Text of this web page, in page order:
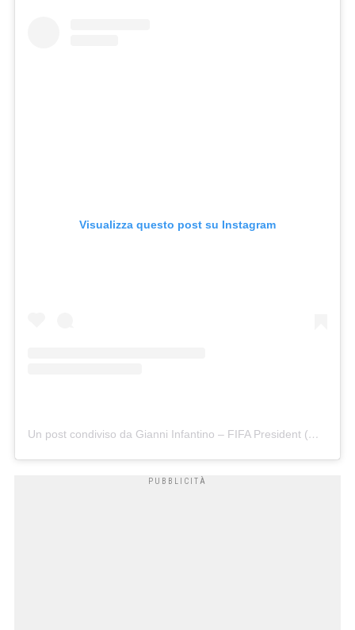
Visualizza questo post su Instagram
Un post condiviso da Gianni Infantino – FIFA President (@gianni_infantino)